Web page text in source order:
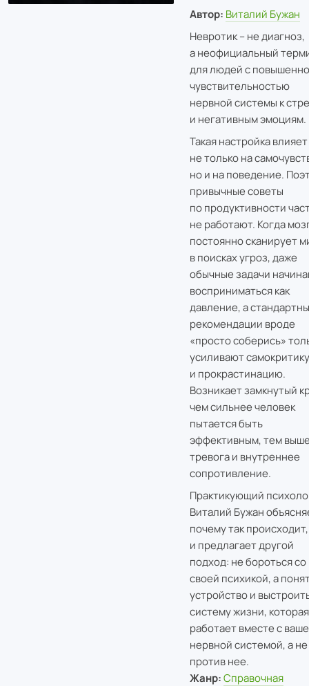
Автор: Виталий Бужан
Невротик – не диагноз,
а неофициальный
для людей с
чувствительностью
нервной системы к
и негативным эмоциям.
Такая настройка влияет
не только на
но и на поведение.
привычные советы
по продуктивности
не работают. Когда
постоянно сканирует
в поисках угроз, даже
обычные задачи
восприниматься как
давление, а
рекомендации вроде
«просто соберись»
усиливают самокритику
и прокрастинацию.
Возникает замкнутый
чем сильнее человек
пытается быть
эффективным, тем
тревога и внутреннее
сопротивление.
Практикующий
Виталий Бужан
почему так происходит,
и предлагает другой
подход: не бороться со
своей психикой, а
устройство и
систему жизни, которая
работает вместе с
нервной системой, а не
против нее.
Жанр: Справочная